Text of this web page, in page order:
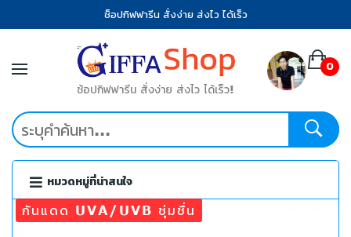
ช็อปกิฟฟารีน สั่งง่าย ส่งไว ได้เร็ว
ช้อปกิฟฟารีน สั่งง่าย ส่งไว ได้เร็ว!
0
หมวดหมู่ที่น่าสนใจ
กันแดด UVA/UVB ชุ่มชื่น